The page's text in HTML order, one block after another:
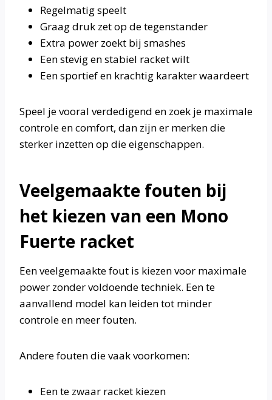
Regelmatig speelt
Graag druk zet op de tegenstander
Extra power zoekt bij smashes
Een stevig en stabiel racket wilt
Een sportief en krachtig karakter waardeert
Speel je vooral verdedigend en zoek je maximale
controle en comfort, dan zijn er merken die
sterker inzetten op die eigenschappen.
Veelgemaakte fouten bij
het kiezen van een Mono
Fuerte racket
Een veelgemaakte fout is kiezen voor maximale
power zonder voldoende techniek. Een te
aanvallend model kan leiden tot minder
controle en meer fouten.
Andere fouten die vaak voorkomen:
Een te zwaar racket kiezen